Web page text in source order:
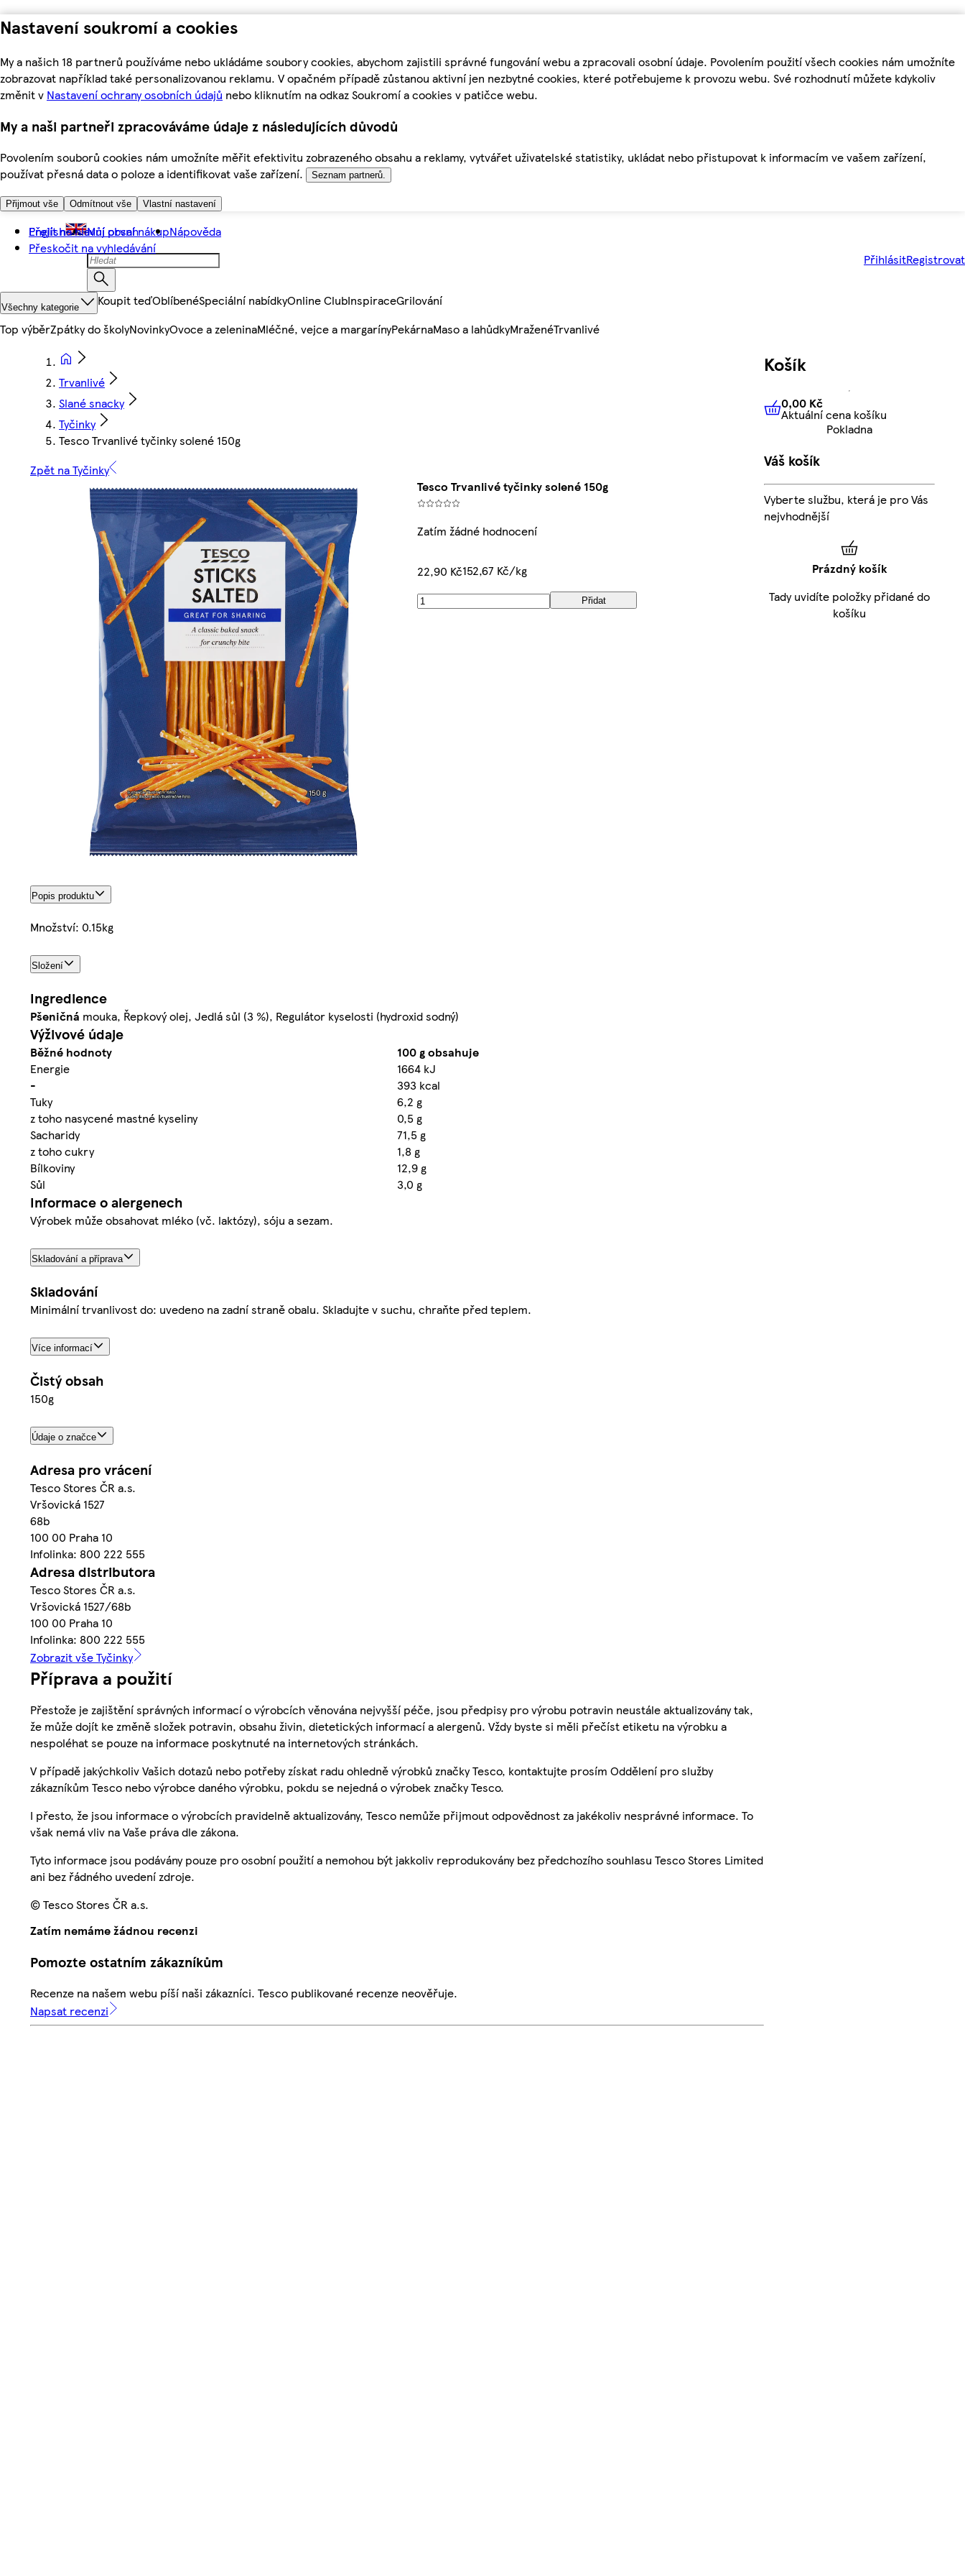
Nastavení soukromí a cookies
My a našich 18 partnerů používáme nebo ukládáme soubory cookies, abychom zajistili správné fungování webu a zpracovali osobní údaje. Povolením použití všech cookies nám umožníte
zobrazovat například také personalizovanou reklamu. V opačném případě zůstanou aktivní jen nezbytné cookies, které potřebujeme k provozu webu. Své rozhodnutí můžete kdykoliv
změnit v Nastavení ochrany osobních údajů nebo kliknutím na odkaz Soukromí a cookies v patičce webu.
My a naši partneři zpracováváme údaje z následujících důvodů
Povolením souborů cookies nám umožníte měřit efektivitu zobrazeného obsahu a reklamy, vytvářet uživatelské statistiky, ukládat nebo přistupovat k informacím ve vašem zařízení,
používat přesná data o poloze a identifikovat vaše zařízení.
Seznam partnerů.
Přijmout vše Odmítnout vše Vlastní nastavení
Přejít na hlavní obsah
Přeskočit na vyhledávání
English Můj první nákupNápověda
PřihlásitRegistrovat
Všechny kategorie Koupit teďOblíbenéSpeciální nabídkyOnline ClubInspiraceGrilování
Top výběrZpátky do školyNovinkyOvoce a zeleninaMléčné, vejce a margarínyPekárnaMaso a lahůdkyMraženéTrvanlivé
Trvanlivé
Slané snacky
Tyčinky
Tesco Trvanlivé tyčinky solené 150g
Zpět na Tyčinky
Tesco Trvanlivé tyčinky solené 150g
Zatím žádné hodnocení
22,90 Kč152,67 Kč/kg
Přidat
Popis produktu
Množství: 0.15kg
Složení
Ingredience
Pšeničná mouka, Řepkový olej, Jedlá sůl (3 %), Regulátor kyselosti (hydroxid sodný)
Výživové údaje
Běžné hodnoty
100 g obsahuje
Energie
1664 kJ
-
393 kcal
Tuky
6,2 g
z toho nasycené mastné kyseliny
0,5 g
Sacharidy
71,5 g
z toho cukry
1,8 g
Bílkoviny
12,9 g
Sůl
3,0 g
Informace o alergenech
Výrobek může obsahovat mléko (vč. laktózy), sóju a sezam.
Skladování a příprava
Skladování
Minimální trvanlivost do: uvedeno na zadní straně obalu. Skladujte v suchu, chraňte před teplem.
Více informací
Čistý obsah
150g
Údaje o značce
Adresa pro vrácení
Tesco Stores ČR a.s.
Vršovická 1527
68b
100 00 Praha 10
Infolinka: 800 222 555
Adresa distributora
Tesco Stores ČR a.s.
Vršovická 1527/68b
100 00 Praha 10
Infolinka: 800 222 555
Zobrazit vše Tyčinky
Příprava a použití
Přestože je zajištění správných informací o výrobcích věnována nejvyšší péče, jsou předpisy pro výrobu potravin neustále aktualizovány tak,
že může dojít ke změně složek potravin, obsahu živin, dietetických informací a alergenů. Vždy byste si měli přečíst etiketu na výrobku a
nespoléhat se pouze na informace poskytnuté na internetových stránkách.
V případě jakýchkoliv Vašich dotazů nebo potřeby získat radu ohledně výrobků značky Tesco, kontaktujte prosím Oddělení pro služby
zákazníkům Tesco nebo výrobce daného výrobku, pokdu se nejedná o výrobek značky Tesco.
I přesto, že jsou informace o výrobcích pravidelně aktualizovány, Tesco nemůže přijmout odpovědnost za jakékoliv nesprávné informace. To
však nemá vliv na Vaše práva dle zákona.
Tyto informace jsou podávány pouze pro osobní použití a nemohou být jakkoliv reprodukovány bez předchozího souhlasu Tesco Stores Limited
ani bez řádného uvedení zdroje.
© Tesco Stores ČR a.s.
Zatím nemáme žádnou recenzi
Pomozte ostatním zákazníkům
Recenze na našem webu píší naši zákazníci. Tesco publikované recenze neověřuje.
Napsat recenzi
Košík
0,00 KčAktuální cena košíku
0,00 Kč
Aktuální cena košíku
Pokladna
Váš košík
Vyberte službu, která je pro Vás
nejvhodnější
Prázdný košík
Tady uvidíte položky přidané do
košíku